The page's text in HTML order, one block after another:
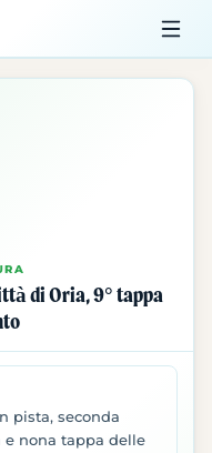
di Oria, 9° tappa
pista, seconda
e nona tappa delle